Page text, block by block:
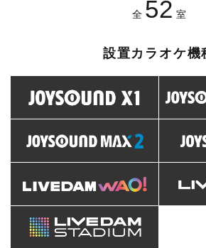
全 52 室
設置カラオケ機